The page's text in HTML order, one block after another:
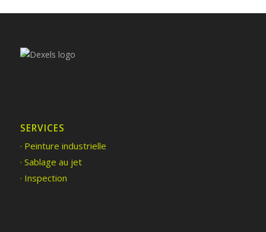
SERVICES
· Peinture industrielle
· Sablage au jet
· Inspection